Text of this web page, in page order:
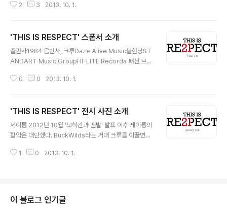
션 브랜드의 제품을 증정합니다. 상세 일정 5시 ~ 7시 : M
ram @etchforte 협찬 : Hybition , Mischief, HSQD,
2 3 2013. 10. 1.
'THIS IS RESPECT' 스폰서 소개
출판사1984 음반사, 크루Daze Alive Music불한당ST
ANDART Music GroupHI-LITE Records 패션 브랜
도움을 주셨습니다. 감사드립니다.
0 0 2013. 10. 1.
'THIS IS RESPECT' 전시 사진 소개
제이통 2012년 10월 '모히칸과 맨발' 발표 이후 제이통의
활약은 대단했다. BuckWilds라는 거대 크루를 이끌면서
제이통은 현재 무대위에서 가장 빛나는 랩퍼중에 한 명이
로 뛰어들었다고 해도 과언이 아니다. 올 한 해 HI-LITE R
ecords의 컴필레이션 음반 'HI-LIFE'로 그의 지반을 단
1 0 2013. 10. 1.
이 블로그 인기글